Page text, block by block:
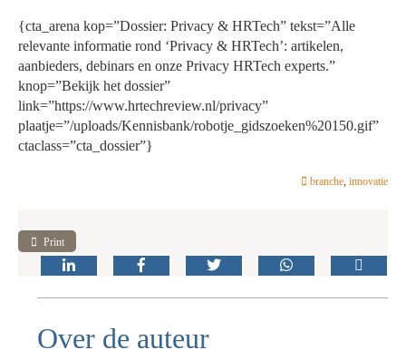
{cta_arena kop=”Dossier: Privacy & HRTech” tekst=”Alle
relevante informatie rond ‘Privacy & HRTech’: artikelen,
aanbieders, debinars en onze Privacy HRTech experts.”
knop=”Bekijk het dossier”
link=”https://www.hrtechreview.nl/privacy”
plaatje=”/uploads/Kennisbank/robotje_gidszoeken%20150.gif”
ctaclass=”cta_dossier”}
branche, innovatie
Print
Over de auteur